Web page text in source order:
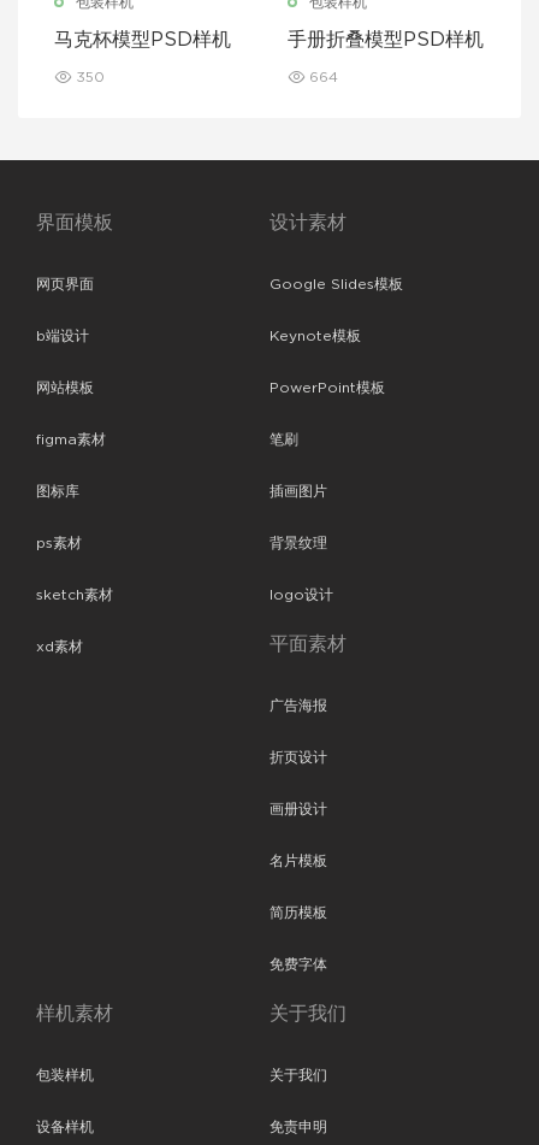
马克杯模型PSD样机
350
手册折叠模型PSD样机
664
界面模板
网页界面
b端设计
网站模板
figma素材
图标库
ps素材
sketch素材
xd素材
设计素材
Google Slides模板
Keynote模板
PowerPoint模板
笔刷
插画图片
背景纹理
logo设计
平面素材
广告海报
折页设计
画册设计
名片模板
简历模板
免费字体
样机素材
包装样机
设备样机
关于我们
关于我们
免责申明